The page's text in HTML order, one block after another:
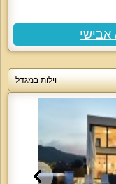
וילות במגדל